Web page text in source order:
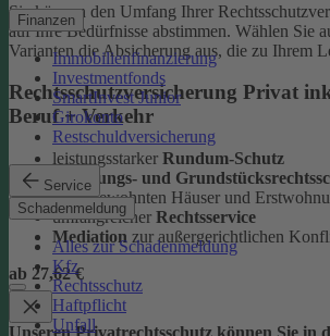
Finanzen
Immobilienfinanzierung
Investmentfonds
SmartInvest Junior
Girokonto
Restschuldversicherung
Service
Schadenmeldung
Alles zur Schadenmeldung
Kfz
Rechtsschutz
Haftpflicht
Unfall
Sie können den Umfang Ihrer
auf Ihre Bedürfnisse abstimmen. Wählen Sie
Varianten die Absicherung aus, die zu Ihrem
Rechtsschutzversicherung Privat
Beruf + Verkehr
leistungsstarker Rundum-Schutz
Wohnungs- und
selbstbewohnten Häuser und
umfangreicher Rechtsservice
Mediation zur außergerichtlichen
ab 27,62 €
Unseren Privatrechtsschutz können Sie in